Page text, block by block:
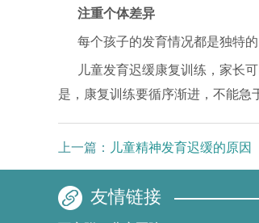
注重个体差异
每个孩子的发育情况都是独特
儿童发育迟缓康复训练，家长
是，康复训练要循序渐进，不能急
上一篇： 儿童精神发育迟缓的原因
友情链接